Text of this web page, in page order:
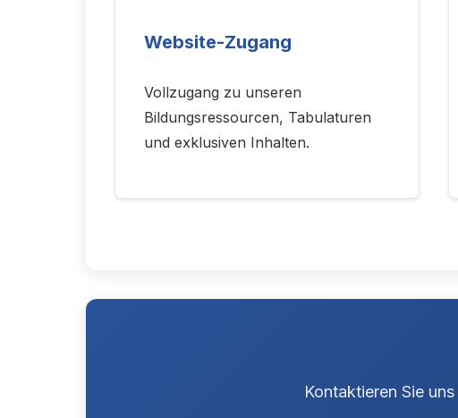
Website-Zugang
Vollzugang zu unseren
Bildungsressourcen, Tabulaturen
und exklusiven Inhalten.
Kontaktieren Sie